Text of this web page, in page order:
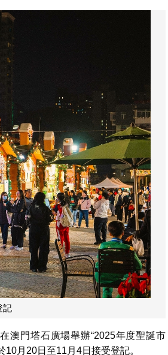
記
澳門塔石廣場舉辦“2025年度聖誕市
月20日至11月4日接受登記。